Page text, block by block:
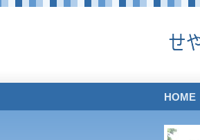
HOME